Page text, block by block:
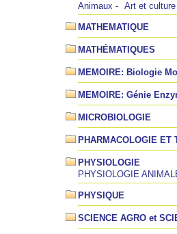
Animaux
Art et culture
MATHEMATIQUE
MATHÉMATIQUES
MEMOIRE: Biologie
MEMOIRE: Génie
MICROBIOLOGIE
PHARMACOLOGIE ET
PHYSIOLOGIE
PHYSIOLOGIE
PHYSIQUE
SCIENCE AGRO et